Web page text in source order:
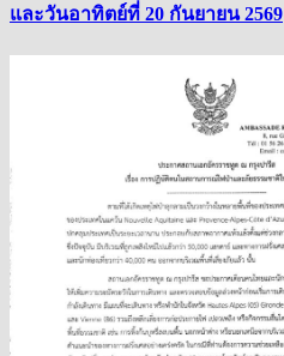
และวันอาทิตย์ที่ 20 กันยายน 2569